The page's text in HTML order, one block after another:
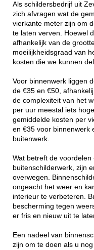
Als schildersbedrijf uit
zich afvragen wat de
vierkante meter zijn om
te laten verven. Hoewel
afhankelijk van de
moeilijkheidsgraad van
kosten die we kunnen
Voor binnenwerk liggen
de €35 en €50,
de complexiteit van het
per uur meestal iets
gemiddelde kosten per
en €35 voor binnenwerk
buitenwerk.
Wat betreft de
buitenschilderwerk, zijn
overwegen.
ongeacht het weer en
interieur te verbeteren.
bescherming tegen
er fris en nieuw uit te
Een nadeel van
zijn om te doen als u